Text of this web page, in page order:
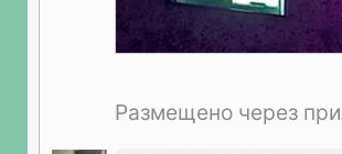
Размещено через